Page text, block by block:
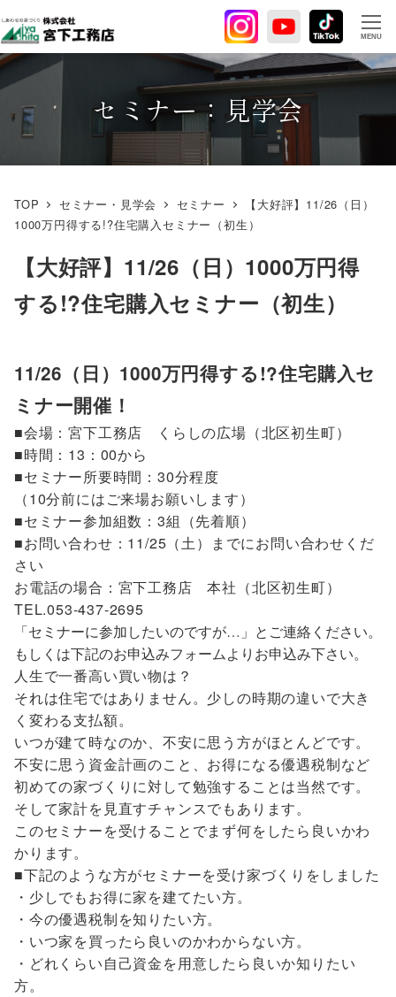
イ
ン
テ
ツ
MENU
セミナー：見学会
TOP セミナー・見学会 セミナー
【大好評】11/26（日）
1000万円得する!?住宅購入セミナー（初生）
【大好評】11/26（日）1000万円得
する!?住宅購入セミナー（初生）
11/26（日）1000万円得する!?住宅購入セ
ミナー開催！
■会場：宮下工務店 くらしの広場（北区初生町）
■時間：13：00から
■セミナー所要時間：30分程度
（10分前にはご来場お願いします）
■セミナー参加組数：3組（先着順）
■お問い合わせ：11/25（土）までにお問い合わせくだ
さい
お電話の場合：宮下工務店 本社（北区初生町）
TEL.053-437-2695
「セミナーに参加したいのですが…」とご連絡ください。
もしくは下記のお申込みフォームよりお申込み下さい。
人生で一番高い買い物は？
それは住宅ではありません。少しの時期の違いで大き
く変わる支払額。
いつが建て時なのか、不安に思う方がほとんどです。
不安に思う資金計画のこと、お得になる優遇税制など
初めての家づくりに対して勉強することは当然です。
そして家計を見直すチャンスでもあります。
このセミナーを受けることでまず何をしたら良いかわ
かります。
■下記のような方がセミナーを受け家づくりをしました
・少しでもお得に家を建てたい方。
・今の優遇税制を知りたい方。
・いつ家を買ったら良いのかわからない方。
・どれくらい自己資金を用意したら良いか知りたい
方。